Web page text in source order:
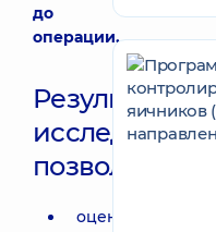
до
операции.
Результаты
позволят:
оценить